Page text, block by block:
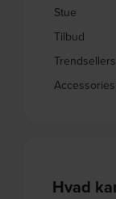
Stue
Tilbud
Trendsellers
Accessories
Hvad